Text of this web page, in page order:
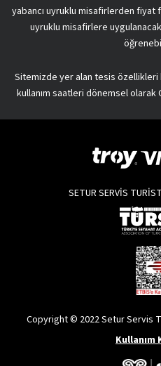
yabancı uyruklu misafirlerden fiyat
uyruklu misafirlere
Sitemizde yer alan tesis özellikleri
kullanım saatleri dönemsel
SETUR SERVİS
Copyright © 2022 Setur Servis
Kullanım